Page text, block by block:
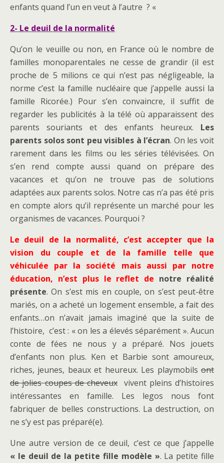
enfants quand l’un en veut à l’autre ? «
2- Le deuil de la normalité
Qu’on le veuille ou non, en France où le nombre de
familles monoparentales ne cesse de grandir (il est
proche de 5 milions ce qui n’est pas négligeable, la
norme c’est la famille nucléaire que j’appelle aussi la
famille Ricorée.) Pour s’en convaincre, il suffit de
regarder les publicités à la télé où apparaissent des
parents souriants et des enfants heureux. Les
parents solos sont peu visibles à l’écran. On les voit
rarement dans les films ou les séries télévisées. On
s’en rend compte aussi quand on prépare des
vacances et qu’on ne trouve pas de solutions
adaptées aux parents solos. Notre cas n’a pas été pris
en compte alors qu’il représente un marché pour les
organismes de vacances. Pourquoi ?
Le deuil de la normalité, c’est accepter que la
vision du couple et de la famille telle que
véhiculée par la société mais aussi par notre
éducation, n’est plus le reflet de notre réalité
présente. On s’est mis en couple, on s’est peut-être
mariés, on a acheté un logement ensemble, a fait des
enfants…on n’avait jamais imaginé que la suite de
l’histoire, c’est : « on les a élevés séparément ». Aucun
conte de fées ne nous y a préparé. Nos jouets
d’enfants non plus. Ken et Barbie sont amoureux,
riches, jeunes, beaux et heureux. Les playmobils ont
de jolies coupes de cheveux vivent pleins d’histoires
intéressantes en famille. Les legos nous font
fabriquer de belles constructions. La destruction, on
ne s’y est pas préparé(e).
Une autre version de ce deuil, c’est ce que j’appelle
« le deuil de la petite fille modèle ». La petite fille